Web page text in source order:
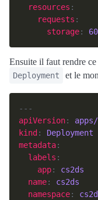
resources
requests
storage:
Ensuite il faut rendre
Deployment et le
apiVersion:
kind : Deployment
metadata
labels
app: cs2ds
name: cs2ds
namespace: